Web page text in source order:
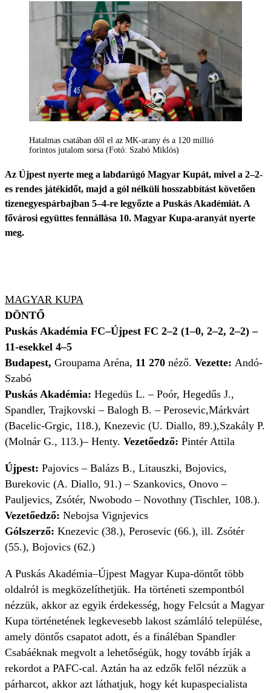
Hatalmas csatában dől el az MK-arany és a 120 millió
forintos jutalom sorsa (Fotó: Szabó Miklós)
Az Újpest nyerte meg a labdarúgó Magyar Kupát, mivel a 2–2-
es rendes játékidőt, majd a gól nélküli hosszabbítást követően
tizenegyespárbajban 5–4-re legyőzte a Puskás Akadémiát. A
fővárosi együttes fennállása 10. Magyar Kupa-aranyát nyerte
meg.
MAGYAR KUPA
DÖNTŐ
Puskás Akadémia FC–Újpest FC 2–2 (1–0, 2–2, 2–2)–
11-esekkel 4–5
Budapest, Groupama Aréna, 11 270 néző. Vezette: Andó-
Szabó
Puskás Akadémia: Hegedüs L. – Poór, Hegedűs J.,
Spandler, Trajkovski – Balogh B. – Perosevic,Márkvárt
(Bacelic-Grgic, 118.), Knezevic (U. Diallo, 89.),Szakály P.
(Molnár G., 113.)– Henty. Vezetőedző: Pintér Attila
Újpest: Pajovics – Balázs B., Litauszki, Bojovics,
Burekovic (A. Diallo, 91.) – Szankovics, Onovo –
Pauljevics, Zsótér, Nwobodo – Novothny (Tischler, 108.).
Vezetőedző: Nebojsa Vignjevics
Gólszerző: Knezevic (38.), Perosevic (66.), ill. Zsótér
(55.), Bojovics (62.)
A Puskás Akadémia–Újpest Magyar Kupa-döntőt több
oldalról is megközelíthetjük. Ha történeti szempontból
nézzük, akkor az egyik érdekesség, hogy Felcsút a Magyar
Kupa történetének legkevesebb lakost számláló települése,
amely döntős csapatot adott, és a fináléban Spandler
Csabáéknak megvolt a lehetőségük, hogy tovább írják a
rekordot a PAFC-cal. Aztán ha az edzők felől nézzük a
párharcot, akkor azt láthatjuk, hogy két kupaspecialista